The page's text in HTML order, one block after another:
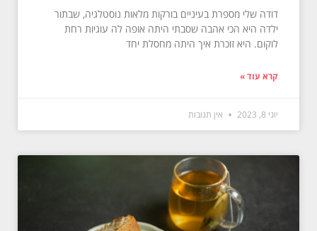
דודה שלי מספרת בעיניים בורקות מלאות נוסטלגיה, שבתור
ילדה היא הכי אהבה שסבתי היתה אופה לה עוגיות רחת
לוקום. היא זוכרת איך היתה מחסלת יחד
קרא עוד »
יוני 8, 2023 אין תגובות